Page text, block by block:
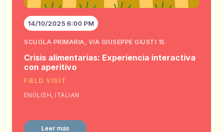
14/10/2025 6:00 PM
SCUOLA PRIMARIA, VIA GIUSEPPE GIUSTI 15
Crisis alimentarias: Experiencia interactiva
con aperitivo
FIELD VISIT
ENGLISH, ITALIAN
Leer más